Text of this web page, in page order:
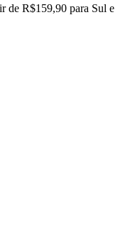
de R$159,90 para Sul e